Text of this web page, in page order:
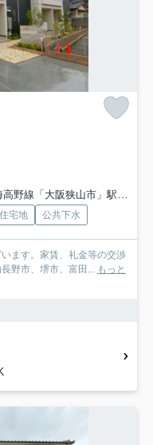
野線「大阪狭山市」駅 徒歩15分
宅地 公共下水
ます。家賃、礼金等の交渉
野市、堺市、富田... もっと